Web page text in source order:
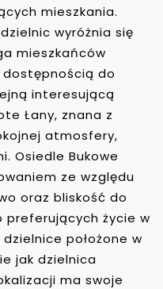
mieszkania.
wyróżnia się
mieszkańców
do
interesującą
Łany, znana z
atmosfery,
Osiedle Bukowe
ze względu
oraz bliskość do
preferujących życie w
położone w
jak dzielnica
ma swoje